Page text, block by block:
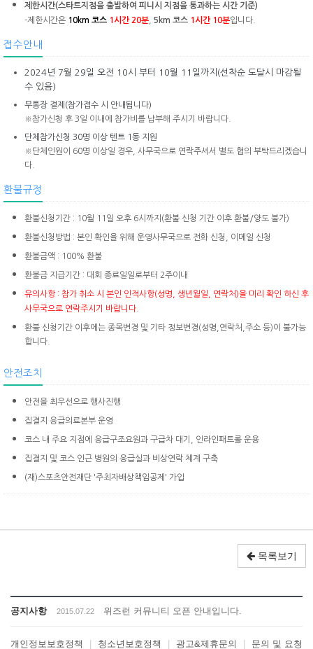
제한시간(스타트지점을 출발하여 피니시 지점을 통과하는 시간 기준)
-제한시간은 10km 코스 1시간 20분 5km 코스 1시간 10분입니다.
접수안내
2024년 7월 29일 오전 10시 부터 10월 11일까지(선착순 도달시 마감될
수 있음)
무통장 결제(참가접수 시 안내됩니다)
※참가신청 후 3일 이내에 참가비를 납부해 주시기 바랍니다.
단체참가신청 30명 이상 텐트 1동 지원
※단체인원이 60명 이상일 경우, 사무국으로 연락주셔서 별도 협의 부탁드리겠습니
다.
환불규정
환불신청기간 : 10월 11일 오후 6시까지 (환불 신청 기간 이후 환불/양도 불가)
환불신청방법 : 본인 확인을 위해 운영사무국으로 전화 신청, 이메일 신청
환불금액 : 100% 환불
환불금 지급기간 : 대회 종료일일로부터 2주이내
유의사항 : 참가 취소 시 본인 인적사항(성명, 생년월일, 연락처)을 미리 확인 하신 후
사무국으로 연락주시기 바랍니다.
환불 신청기간 이후에는 종목변경 및 기타 정보변경(성명 연락처 주소 등)이 불가능
합니다
안전조치
안전을 최우선으로 행사진행
집결지 응급의료본부 운영
코스 내 주요 지점에 응급구조요원과 구급차 대기, 인라인패트롤 운용
집결지 및 코스 인근 병원의 응급실과 비상연락 체계 구축
(재)스포츠안전재단 '주최자배상책임공제' 가입
목록보기
공지사항 2015.07.22 위즈런 커뮤니티 오픈 안내입니다.
개인정보보호정책 | 청소년보호정책 | 광고&제휴문의 | 문의 및 요청